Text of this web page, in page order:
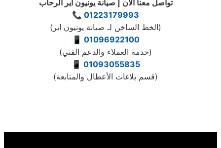
تواصل معنا الآن | صيانة يونيون اير الرحاب
📞 01223179993
(الخط الساخن لـ صيانة يونيون اير)
📱 01096922100
(خدمة العملاء والدعم الفني)
📱 01093055835
(قسم بلاغات الأعطال والمتابعة)